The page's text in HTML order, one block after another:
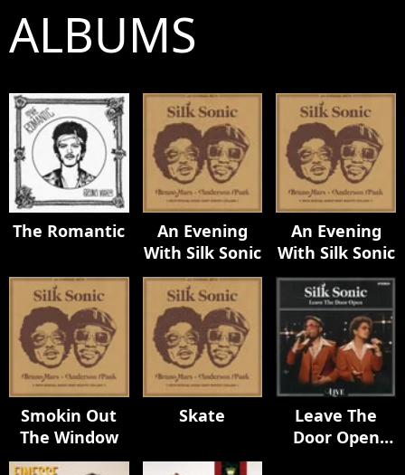
ALBUMS
The Romantic
An Evening
With Silk Sonic
An Evening
With Silk Sonic
Smokin Out
The Window
Skate
Leave The
Door Open